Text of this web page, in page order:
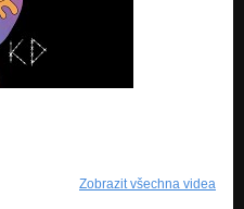
Zobrazit všechna videa